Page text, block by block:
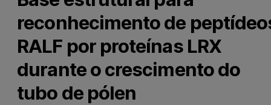
reconhecimento de
RALF por proteínas LRX
durante o crescimento do
tubo de pólen